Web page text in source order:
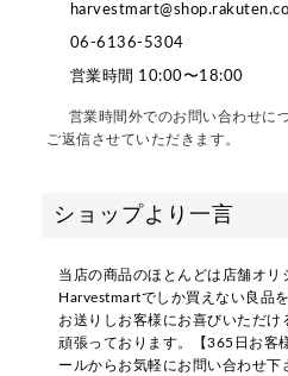
06-6136-5304
営業時間 10:00〜18:00
営業時間外でのお問い合わせに
ご返信させていただきます。
ショップより一言
当店の商品のほとんどは店舗オリ
Harvestmartでしか買えない良品
お送りしお客様にお喜びいただけ
頑張っております。【365日お客
ールからお気軽にお問い合わせ